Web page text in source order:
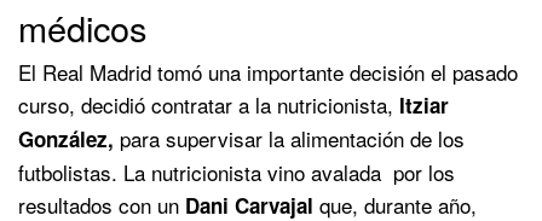
médicos
El Real Madrid tomó una importante decisión el pasado
curso, decidió contratar a la nutricionista, Itziar
González, para supervisar la alimentación de los
futbolistas. La nutricionista vino avalada por los
resultados con un Dani Carvajal que, durante año,